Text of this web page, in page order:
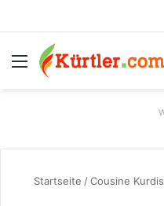
Menü
Startseite /Cousine